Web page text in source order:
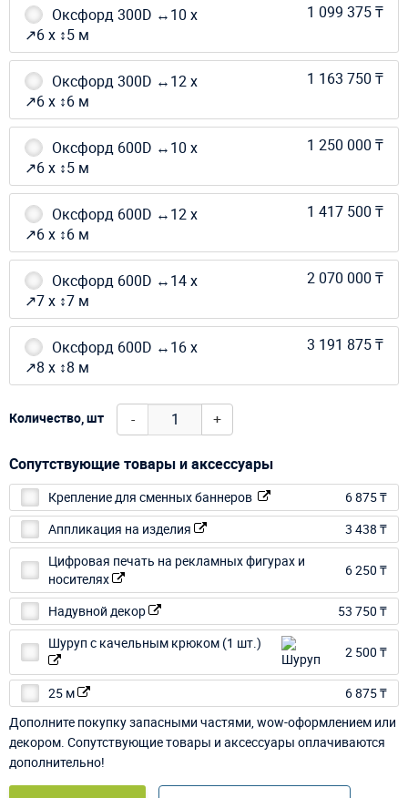
Оксфорд 300D ↔10 х
↗6 х ↕5 м
1 099 375 ₸
Оксфорд 300D ↔12 х
↗6 х ↕6 м
1 163 750 ₸
Оксфорд 600D ↔10 х
↗6 х ↕5 м
1 250 000 ₸
Оксфорд 600D ↔12 х
↗6 х ↕6 м
1 417 500 ₸
Оксфорд 600D ↔14 х
↗7 х ↕7 м
2 070 000 ₸
Оксфорд 600D ↔16 х
↗8 х ↕8 м
3 191 875 ₸
Количество, шт - +
Сопутствующие товары и аксессуары
Крепление для сменных баннеров
6 875 ₸
Аппликация на изделия
3 438 ₸
Цифровая печать на рекламных фигурах и
носителях
6 250 ₸
Надувной декор
53 750 ₸
Шуруп с качельным крюком (1 шт.)
2 500 ₸
25 м
6 875 ₸
Дополните покупку запасными частями, wow-оформлением или
декором. Сопутствующие товары и аксессуары оплачиваются
дополнительно!